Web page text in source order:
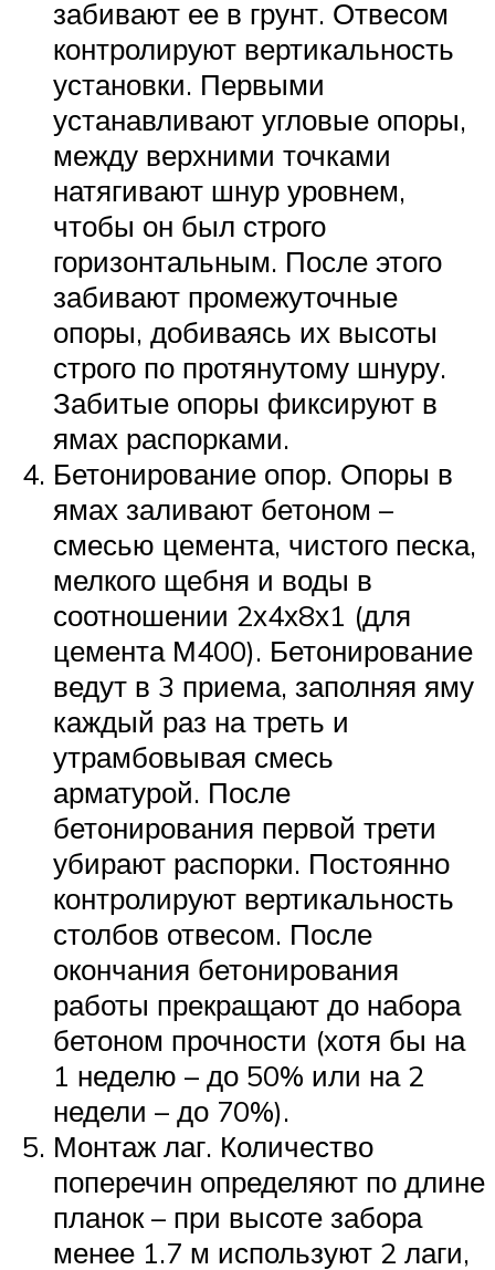
забивают ее в грунт. Отвесом
контролируют вертикальность
установки. Первыми
устанавливают угловые опоры,
между верхними точками
натягивают шнур уровнем,
чтобы он был строго
горизонтальным. После этого
забивают промежуточные
опоры, добиваясь их высоты
строго по протянутому шнуру.
Забитые опоры фиксируют в
ямах распорками.
Бетонирование опор. Опоры в
ямах заливают бетоном –
смесью цемента, чистого песка,
мелкого щебня и воды в
соотношении 2х4х8х1 (для
цемента М400). Бетонирование
ведут в 3 приема, заполняя яму
каждый раз на треть и
утрамбовывая смесь
арматурой. После
бетонирования первой трети
убирают распорки. Постоянно
контролируют вертикальность
столбов отвесом. После
окончания бетонирования
работы прекращают до набора
бетоном прочности (хотя бы на
1 неделю – до 50% или на 2
недели – до 70%).
Монтаж лаг. Количество
поперечин определяют по длине
планок – при высоте забора
менее 1.7 м используют 2 лаги,